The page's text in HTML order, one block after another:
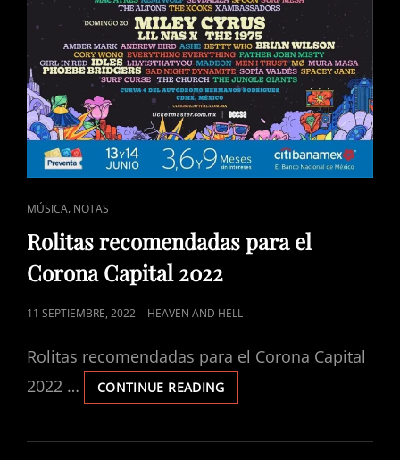
CAT
LINKS
MÚSICA, NOTAS
Rolitas recomendadas para el
Corona Capital 2022
POSTED
11 SEPTIEMBRE, 2022 HEAVEN AND HELL
Rolitas recomendadas para el Corona Capital
2022 …
CONTINUE READINGROLITAS
RECOMENDADAS
EL